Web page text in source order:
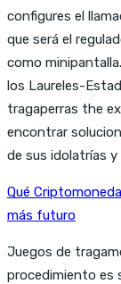
configures el
que será el
como
los Laureles-
tragaperras the
encontrar
de sus idolatrías
Qué
más futuro
Juegos de
procedimiento es